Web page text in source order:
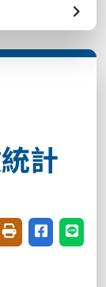
計
友善列印(開新視
分享至臉書
分享